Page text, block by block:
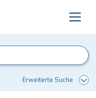
Erweiterte Suche